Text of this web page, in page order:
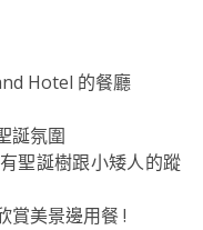
Hotel 的餐廳
誕氛圍
聖誕樹跟小矮人的蹤
賞美景邊用餐 !